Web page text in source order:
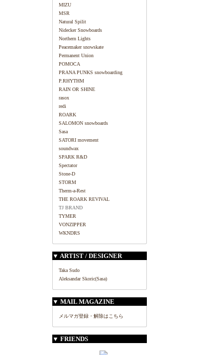
MIZU
MSR
Natural Spilit
Nidecker Snowboards
Northern Lights
Peacemaker snowskate
Permanent Union
POMOCA
PRANA PUNKS snowboarding
P.RHYTHM
RAIN OR SHINE
rasox
redi
ROARK
SALOMON snowboards
Sasa
SATORI movement
soundwax
SPARK R&D
Spectator
Stone-D
STORM
Therm-a-Rest
THE ROARK REVIVAL
TJ BRAND
TYMER
VONZIPPER
WKNDRS
▼ ARTIST / DESIGNER
Taka Sudo
Aleksandar Skoric(Sasa)
▼ MAIL MAGAZINE
メルマガ登録・解除はこちら
▼ FRIENDS